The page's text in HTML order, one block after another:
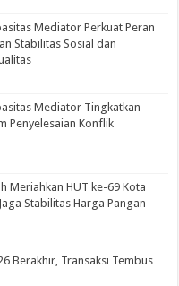
Mediator Perkuat Peran
Stabilitas Sosial dan
Mediator Tingkatkan
Penyelesaian Konflik
Meriahkan HUT ke-69 Kota
Stabilitas Harga Pangan
Berakhir, Transaksi Tembus